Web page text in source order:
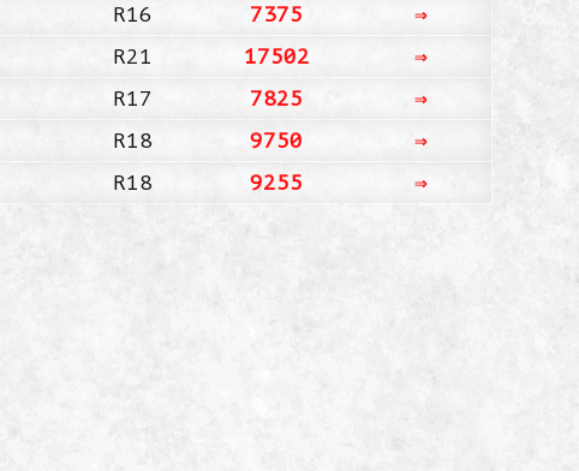
R16 7375
⇒
R21 17502
⇒
R17 7825
⇒
R18 9750
⇒
R18 9255 ⇒